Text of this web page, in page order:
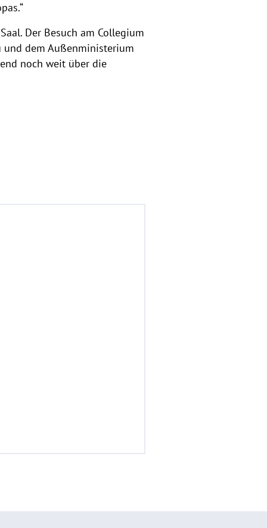
Der Besuch am Collegium
und dem Außenministerium
noch weit über die